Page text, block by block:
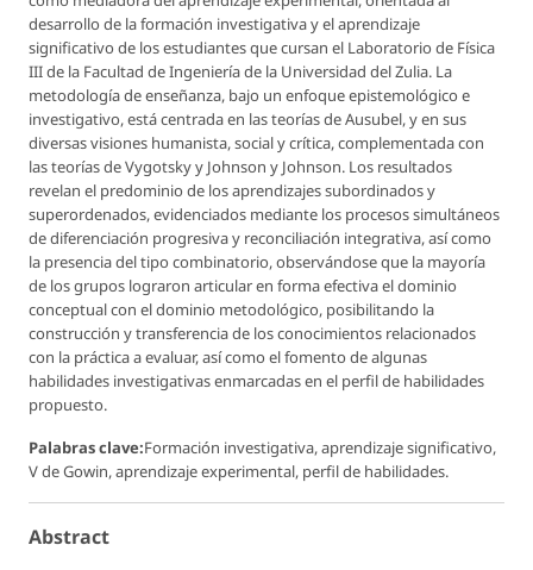
desarrollo de la formación investigativa y el aprendizaje
significativo de los estudiantes que cursan el Laboratorio de Física
III de la Facultad de Ingeniería de la Universidad del Zulia. La
metodología de enseñanza, bajo un enfoque epistemológico e
investigativo, está centrada en las teorías de Ausubel, y en sus
diversas visiones humanista, social y crítica, complementada con
las teorías de Vygotsky y Johnson y Johnson. Los resultados
revelan el predominio de los aprendizajes subordinados y
superordenados, evidenciados mediante los procesos simultáneos
de diferenciación progresiva y reconciliación integrativa, así como
la presencia del tipo combinatorio, observándose que la mayoría
de los grupos lograron articular en forma efectiva el dominio
conceptual con el dominio metodológico, posibilitando la
construcción y transferencia de los conocimientos relacionados
con la práctica a evaluar, así como el fomento de algunas
habilidades investigativas enmarcadas en el perfil de habilidades
propuesto.
Palabras clave:Formación investigativa, aprendizaje significativo,
V de Gowin, aprendizaje experimental, perfil de habilidades.
Abstract